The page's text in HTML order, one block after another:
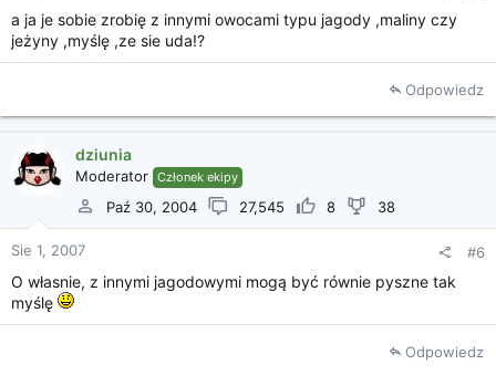
a ja je sobie zrobię z innymi owocami typu jagody ,maliny czy
jeżyny ,myślę ,ze sie uda!?
Odpowiedz
dziunia
Moderator Członek ekipy
Paź 30, 2004 27,545 8 38
Sie 1, 2007 #6
O własnie, z innymi jagodowymi mogą być równie pyszne tak
myślę
Odpowiedz